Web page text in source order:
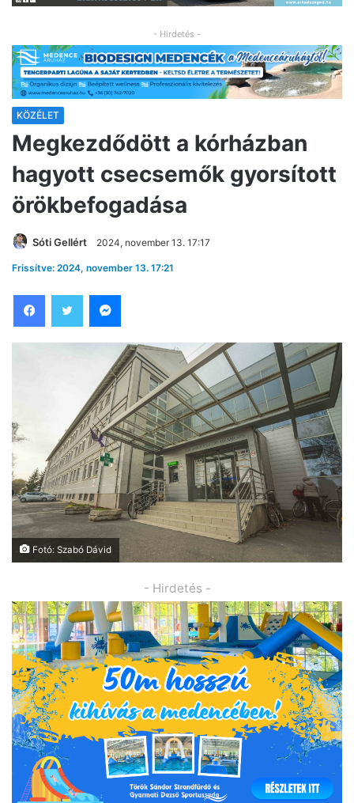
- Hirdetés -
KÖZÉLET
Megkezdődött a kórházban
hagyott csecsemők gyorsított
örökbefogadása
Sóti Gellért 2024, november 13. 17:17
Frissítve: 2024, november 13. 17:21
Fotó: Szabó Dávid
- Hirdetés -